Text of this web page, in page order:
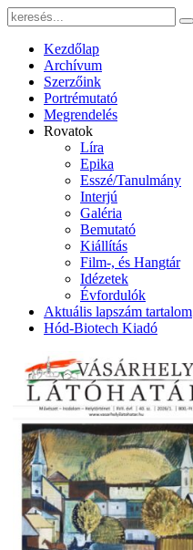
Kezdőlap
Archívum
Szerzőink
Portrémutató
Megrendelés
Rovatok
Líra
Epika
Esszé/Tanulmány
Interjú
Galéria
Bemutató
Kiállítás
Film-, és Hangtár
Idézetek
Évfordulók
Aktuális lapszám tartalom
Hód-Biotech Kiadó